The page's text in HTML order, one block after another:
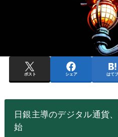
ポスト シェア はてブ
日銀主導のデジタル通貨
始